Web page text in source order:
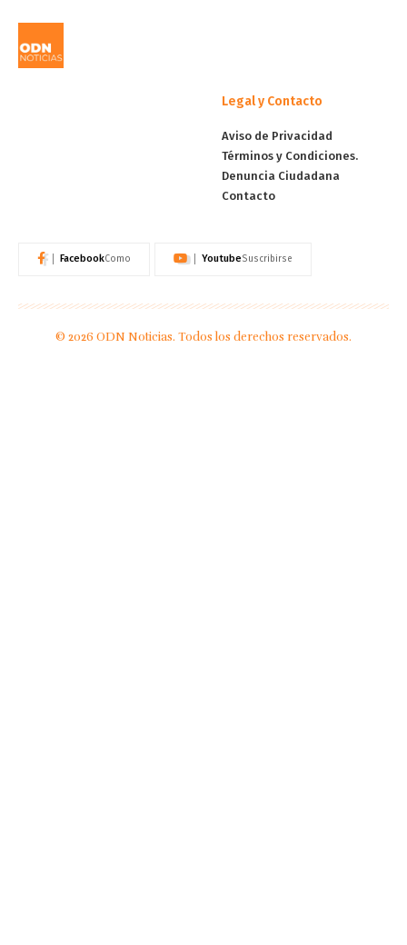
Legal y Contacto
Aviso de Privacidad
Términos y Condiciones.
Denuncia Ciudadana
Contacto
FacebookComo YoutubeSuscribirse
© 2026 ODN Noticias. Todos los derechos reservados.